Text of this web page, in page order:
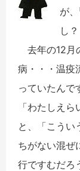
が
し
去年の12月
病・・・温疫
っていたん
「わたしえ
と、「こうい
ちがない混ぜ
行ですむだろ